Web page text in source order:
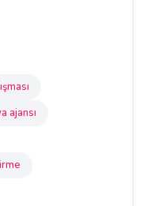
ajansı